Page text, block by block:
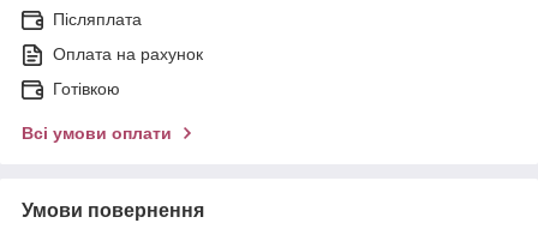
Післяплата
Оплата на рахунок
Готівкою
Всі умови оплати
Умови повернення